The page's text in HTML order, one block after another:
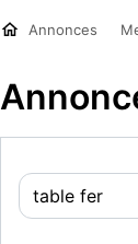
Annonces